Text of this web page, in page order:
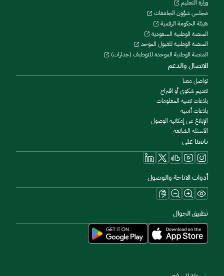
وزارة التعليم
مجلس شؤون الجامعات
هيئة الحكومة الرقمية
المنصة الوطنية السعودية
المنصة الوطنية للقبول الموحد
المنصة الوطنية الموحدة للتوظيف (جدارات)
الاتصال والدعم
تواصل معنا
تقديم شكوى أو اقتراح
بلاغات تقنية المعلومات
بلاغات أمنية
الإبلاغ عن إمكانية الوصول
الأسئلة الشائعة
تابعنا على
أدوات الاتاحة والوصول
تطبيق الجوال